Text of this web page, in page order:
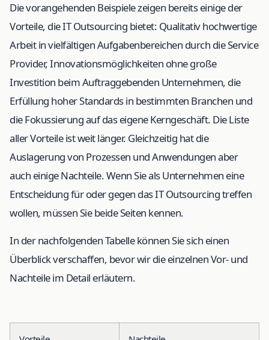
Die vorangehenden Beispiele zeigen bereits einige der
Vorteile, die IT Outsourcing bietet: Qualitativ hochwertige
Arbeit in vielfältigen Aufgabenbereichen durch die Service
Provider, Innovationsmöglichkeiten ohne große
Investition beim Auftraggebenden Unternehmen, die
Erfüllung hoher Standards in bestimmten Branchen und
die Fokussierung auf das eigene Kerngeschäft. Die Liste
aller Vorteile ist weit länger. Gleichzeitig hat die
Auslagerung von Prozessen und Anwendungen aber
auch einige Nachteile. Wenn Sie als Unternehmen eine
Entscheidung für oder gegen das IT Outsourcing treffen
wollen, müssen Sie beide Seiten kennen.
In der nachfolgenden Tabelle können Sie sich einen
Überblick verschaffen, bevor wir die einzelnen Vor- und
Nachteile im Detail erläutern.